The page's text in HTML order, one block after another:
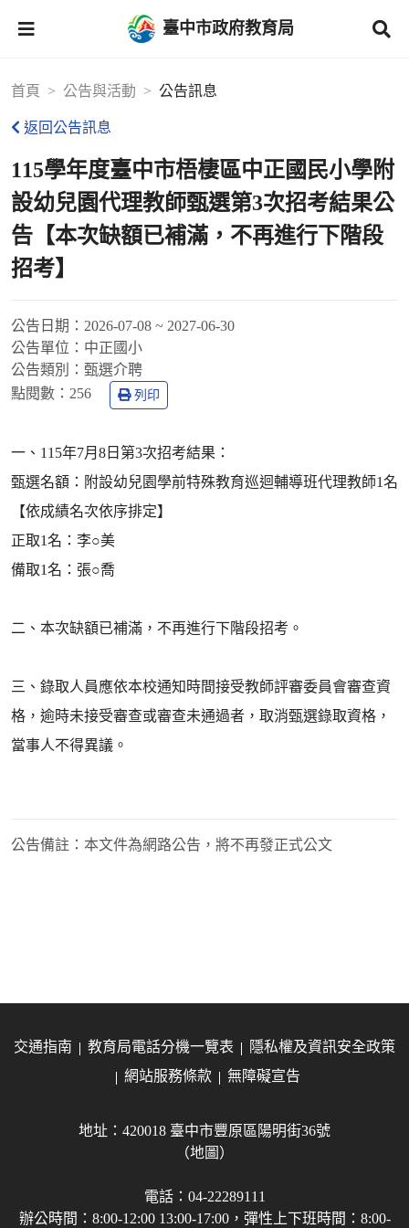
臺中市政府教育局
首頁 公告與活動 公告訊息
返回公告訊息
115學年度臺中市梧棲區中正國民小學附
設幼兒園代理教師甄選第3次招考結果公
告【本次缺額已補滿，不再進行下階段
招考】
公告日期： 2026-07-08 ~ 2027-06-30
公告單位： 中正國小
公告類別： 甄選介聘
點閱數： 256 列印
一、115年7月8日第3次招考結果：
甄選名額：附設幼兒園學前特殊教育巡迴輔導班代理教師1名
【依成績名次依序排定】
正取1名：李○美
備取1名：張○喬
二、本次缺額已補滿，不再進行下階段招考。
三、錄取人員應依本校通知時間接受教師評審委員會審查資
格，逾時未接受審查或審查未通過者，取消甄選錄取資格，
當事人不得異議。
公告備註： 本文件為網路公告，將不再發正式公文
交通指南 教育局電話分機一覽表
隱私權及資訊安全政策
網站服務條款
無障礙宣告
地址：420018 臺中市豐原區陽明街36號
（地圖）
電話：04-22289111
辦公時間：8:00-12:00 13:00-17:00，彈性上下班時間：8:00-